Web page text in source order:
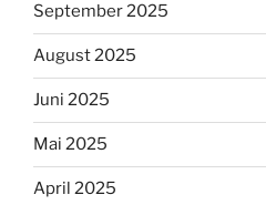
September 2025
August 2025
Juni 2025
Mai 2025
April 2025